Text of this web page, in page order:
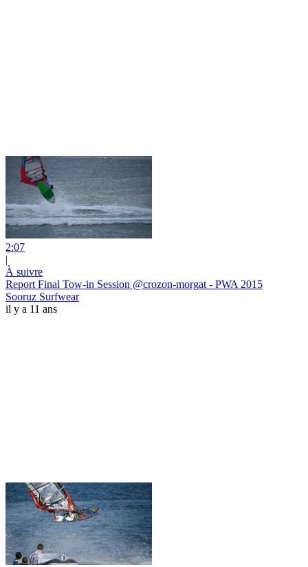
2:07
|
À suivre
Report Final Tow-in Session @crozon-morgat - PWA 2015
Sooruz Surfwear
il y a 11 ans